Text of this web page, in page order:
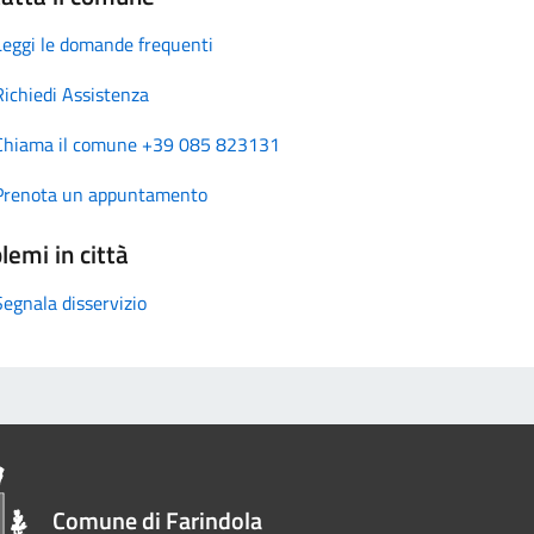
le domande frequenti
Assistenza
il comune +39 085 823131
un appuntamento
in città
disservizio
Comune di Farindola